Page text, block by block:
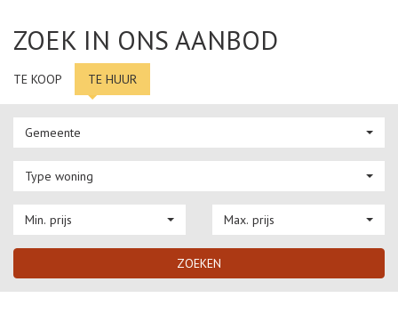
ZOEK IN ONS AANBOD
Gemeente
Type woning
Min. prijs Max. prijs
ZOEKEN
TE KOOP TE HUUR